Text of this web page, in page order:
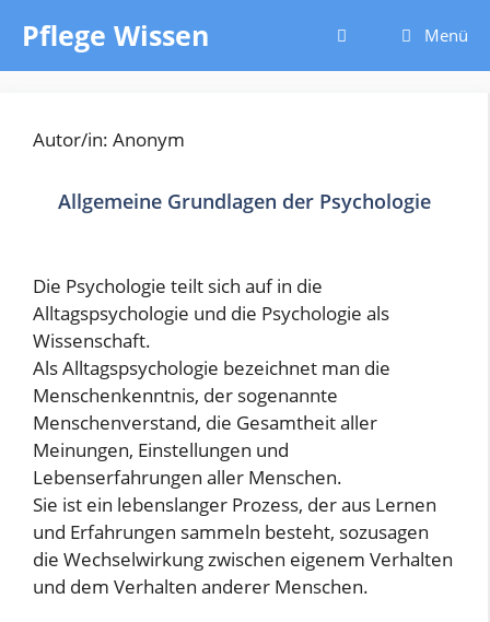
Inhalt
springen
Pflege Wissen Menü
Autor/in: Anonym
Allgemeine Grundlagen der Psychologie
Die Psychologie teilt sich auf in die
Alltagspsychologie und die Psychologie als
Wissenschaft.
Als Alltagspsychologie bezeichnet man die
Menschenkenntnis, der sogenannte
Menschenverstand, die Gesamtheit aller
Meinungen, Einstellungen und
Lebenserfahrungen aller Menschen.
Sie ist ein lebenslanger Prozess, der aus Lernen
und Erfahrungen sammeln besteht, sozusagen
die Wechselwirkung zwischen eigenem Verhalten
und dem Verhalten anderer Menschen.